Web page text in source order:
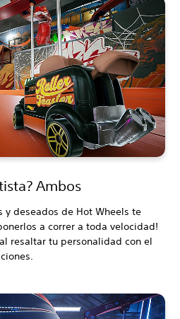
Ambos
y deseados de Hot Wheels te
a correr a toda velocidad!
resaltar tu personalidad con el